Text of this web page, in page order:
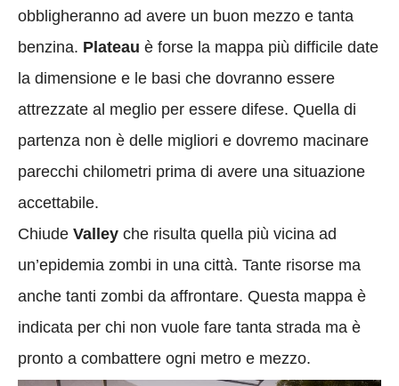
obbligheranno ad avere un buon mezzo e tanta
benzina. Plateau è forse la mappa più difficile date
la dimensione e le basi che dovranno essere
attrezzate al meglio per essere difese. Quella di
partenza non è delle migliori e dovremo macinare
parecchi chilometri prima di avere una situazione
accettabile.
Chiude Valley che risulta quella più vicina ad
un’epidemia zombi in una città. Tante risorse ma
anche tanti zombi da affrontare. Questa mappa è
indicata per chi non vuole fare tanta strada ma è
pronto a combattere ogni metro e mezzo.